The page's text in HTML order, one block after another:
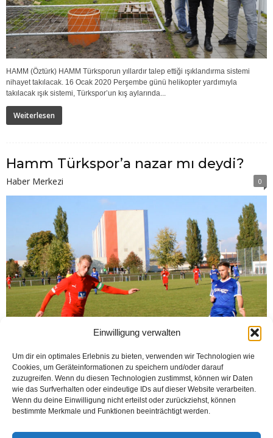
Einwilligung verwalten
Um dir ein optimales Erlebnis zu bieten, verwenden wir Technologien wie
Cookies, um Geräteinformationen zu speichern und/oder darauf
zuzugreifen. Wenn du diesen Technologien zustimmst, können wir Daten
wie das Surfverhalten oder eindeutige IDs auf dieser Website verarbeiten.
Wenn du deine Einwilligung nicht erteilst oder zurückziehst, können
bestimmte Merkmale und Funktionen beeinträchtigt werden.
HAMM (Öztürk) HAMM Türksporun yıllardır talep ettiği ışıklandırma sistemi
nihayet takılacak. 16 Ocak 2020 Perşembe günü helikopter yardımıyla
takılacak ışık sistemi, Türkspor’un kış aylarında...
Weiterlesen
Hamm Türkspor’a nazar mı deydi?
Haber Merkezi 0
HAMM (Öztürk) Ligin başlamasıyla sahalarda fırtınalar gibi esen Hamm
Sahaya Burak, Abdullah, Yasin ( 80.dak. Dominik),...